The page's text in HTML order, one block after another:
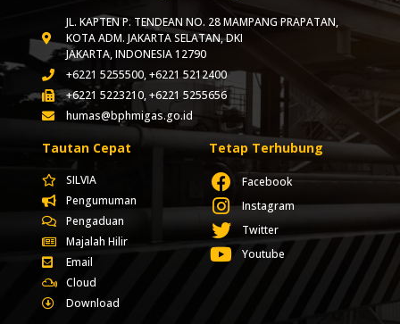
JL. KAPTEN P. TENDEAN NO. 28 MAMPANG PRAPATAN,
KOTA ADM. JAKARTA SELATAN, DKI
JAKARTA, INDONESIA 12790
+6221 5255500, +6221 5212400
+6221 5223210, +6221 5255656
humas@bphmigas.go.id
Tautan Cepat
SILVIA
Pengumuman
Pengaduan
Majalah Hilir
Email
Cloud
Download
Tetap Terhubung
Facebook
Instagram
Twitter
Youtube